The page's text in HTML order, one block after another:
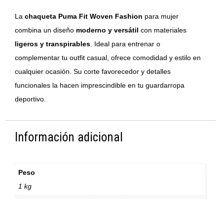
La chaqueta Puma Fit Woven Fashion para mujer
combina un diseño moderno y versátil con materiales
ligeros y transpirables . Ideal para entrenar o
complementar tu outfit casual, ofrece comodidad y estilo en
cualquier ocasión. Su corte favorecedor y detalles
funcionales la hacen imprescindible en tu guardarropa
deportivo.
Información adicional
Peso
1 kg